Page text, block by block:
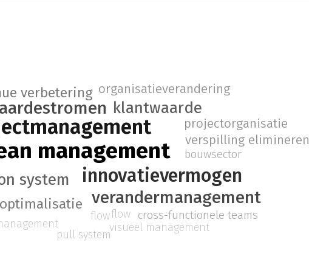
management
innovatievermogen
verandermanagement
system
klantwaarde
verbetering organisatieverandering
projectorganisatie
verspilling elimineren
bouwsector
cross-functionele teams
flow
visueel management
pull system
flow